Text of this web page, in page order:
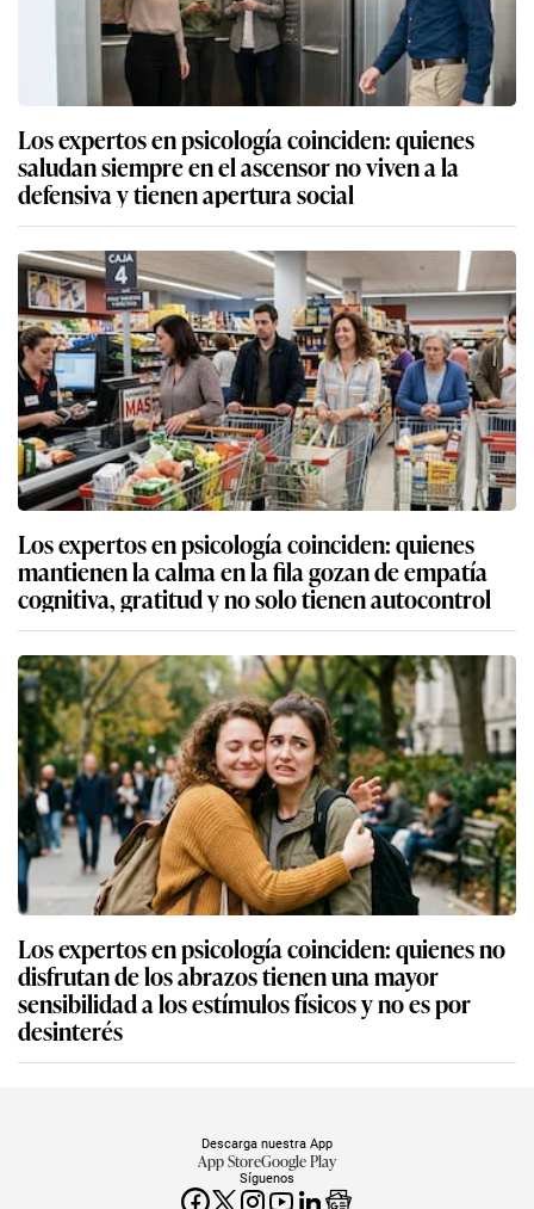
Los expertos en psicología coinciden: quienes
saludan siempre en el ascensor no viven a la
defensiva y tienen apertura social
Los expertos en psicología coinciden: quienes
mantienen la calma en la fila gozan de empatía
cognitiva, gratitud y no solo tienen autocontrol
Los expertos en psicología coinciden: quienes no
disfrutan de los abrazos tienen una mayor
sensibilidad a los estímulos físicos y no es por
desinterés
Síguenos
Descarga nuestra App
App StoreGoogle Play